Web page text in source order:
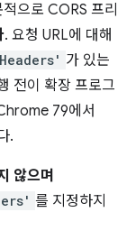
으로 CORS 프리
. 요청 URL에 대해
가 있는
전이 확장 프로그
79에서
.
않으며
를 지정하지